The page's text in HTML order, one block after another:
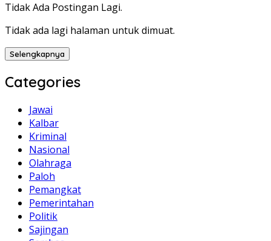
Tidak Ada Postingan Lagi.
Tidak ada lagi halaman untuk dimuat.
Selengkapnya
Categories
Jawai
Kalbar
Kriminal
Nasional
Olahraga
Paloh
Pemangkat
Pemerintahan
Politik
Sajingan